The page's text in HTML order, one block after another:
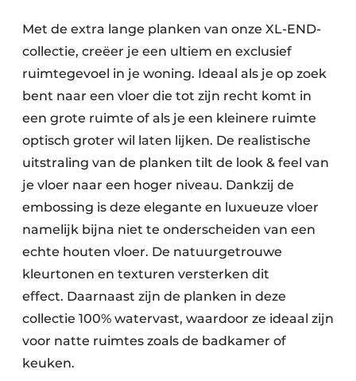
Met de extra lange planken van onze XL-END-
collectie, creëer je een ultiem en exclusief
ruimtegevoel in je woning. Ideaal als je op zoek
bent naar een vloer die tot zijn recht komt in
een grote ruimte of als je een kleinere ruimte
optisch groter wil laten lijken. De realistische
uitstraling van de planken tilt de look & feel van
je vloer naar een hoger niveau. Dankzij de
embossing is deze elegante en luxueuze vloer
namelijk bijna niet te onderscheiden van een
echte houten vloer. De natuurgetrouwe
kleurtonen en texturen versterken dit
effect. Daarnaast zijn de planken in deze
collectie 100% watervast, waardoor ze ideaal zijn
voor natte ruimtes zoals de badkamer of
keuken.